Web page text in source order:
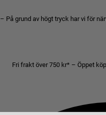
– På grund av högt tryck har vi för
Fri frakt över 750 kr* – Öppet